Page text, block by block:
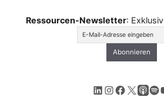
Ressourcen-Newsletter:
LinkedIn
Instagram
X Apple